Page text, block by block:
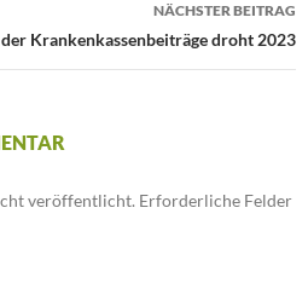
NÄCHSTER BEITRAG
Krankenkassenbeiträge droht 2023
veröffentlicht. Erforderliche Felder